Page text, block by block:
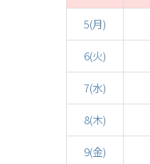
5(月)
6(火)
7(水)
8(木)
9(金)